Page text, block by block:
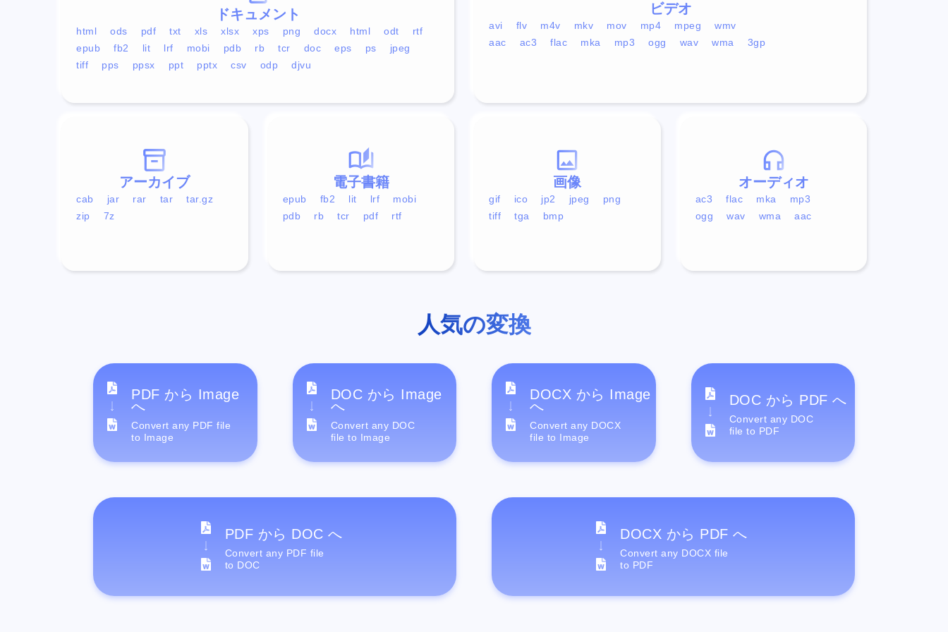
ドキュメント
html ods pdf txt xls xlsx xps png docx html odt
rtf
epub
fb2 lit lrf mobi pdb rb tcr doc eps ps
jpeg
tiff
pps ppsx ppt pptx csv odp djvu
ビデオ
avi flv m4v mkv mov mp4 mpeg
wmv
aac
ac3 flac mka mp3 ogg wav wma 3gp
オーディオ
ac3 flac mka
mp3
ogg
wav wma aac
画像
gif ico jp2 jpeg
png
tiff
tga bmp
電子書籍
epub fb2 lit lrf
mobi
pdb
rb tcr pdf rtf
アーカイブ
cab jar rar tar
tar.gz
zip
7z
人気の変換
PDF から Image
へ
Convert any PDF file
to Image
DOC から Image
へ
Convert any DOC
file to Image
DOCX から Image
へ
Convert any DOCX
file to Image
DOC から PDF へ
Convert any DOC
file to PDF
PDF から DOC へ
Convert any PDF file
to DOC
DOCX から PDF へ
Convert any DOCX file
to PDF